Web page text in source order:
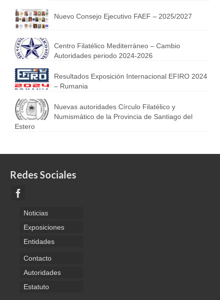
Nuevo Consejo Ejecutivo FAEF – 2025/2027
Centro Filatélico Mediterráneo – Cambio
Autoridades periodo 2024-2026
Resultados Exposición Internacional EFIRO 2024
– Rumania
Nuevas autoridades Círculo Filatélico y
Numismático de la Provincia de Santiago del
Estero
Redes Sociales
Noticias
Exposiciones
Entidades
Contacto
Autoridades
Estatuto